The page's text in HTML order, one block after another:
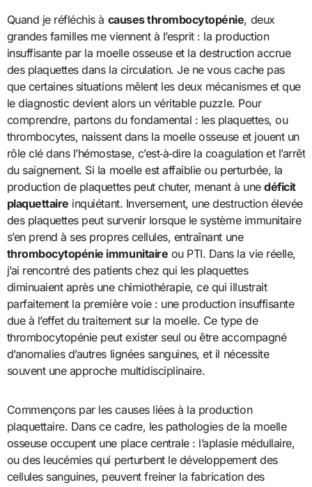
Quand je réfléchis à causes thrombocytopénie, deux
grandes familles me viennent à l’esprit : la production
insuffisante par la moelle osseuse et la destruction accrue
des plaquettes dans la circulation. Je ne vous cache pas
que certaines situations mêlent les deux mécanismes et que
le diagnostic devient alors un véritable puzzle. Pour
comprendre, partons du fondamental : les plaquettes, ou
thrombocytes, naissent dans la moelle osseuse et jouent un
rôle clé dans l’hémostase, c’est‑à‑dire la coagulation et l’arrêt
du saignement. Si la moelle est affaiblie ou perturbée, la
production de plaquettes peut chuter, menant à unedéficit
plaquettaire inquiétant. Inversement, une destruction élevée
des plaquettes peut survenir lorsque le système immunitaire
s’en prend à ses propres cellules, entraînant une
thrombocytopénie immunitaire ou PTI. Dans la vie réelle,
j’ai rencontré des patients chez qui les plaquettes
diminuaient après une chimiothérapie, ce qui illustrait
parfaitement la première voie : une production insuffisante
due à l’effet du traitement sur la moelle. Ce type de
thrombocytopénie peut exister seul ou être accompagné
d’anomalies d’autres lignées sanguines, et il nécessite
souvent une approche multidisciplinaire.
Commençons par les causes liées à la production
plaquettaire. Dans ce cadre, les pathologies de la moelle
osseuse occupent une place centrale : l’aplasie médullaire,
ou des leucémies qui perturbent le développement des
cellules sanguines, peuvent freiner la fabrication des